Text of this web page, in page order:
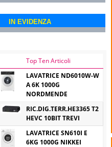
IN EVIDENZA
Top Ten Articoli
LAVATRICE ND6010W-W
A 6K 1000G
NORDMENDE
RIC.DIG.TERR.HE3365 T2
HEVC 10BIT TREVI
LAVATRICE SN610I E
6KG 1000G NIKKEI